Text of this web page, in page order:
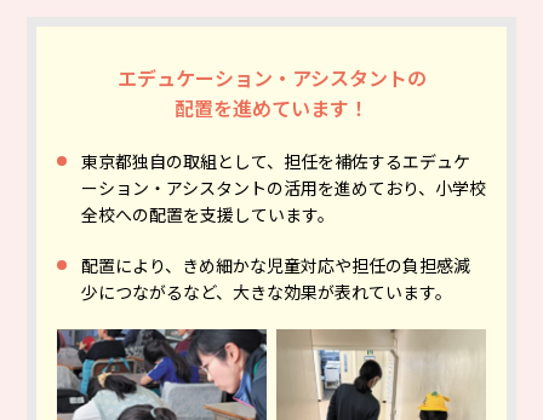
エデュケーション・アシスタントの
配置を進めています！
東京都独自の取組として、担任を補佐するエデュケ
ーション・アシスタントの活用を進めており、小学校
全校への配置を支援しています。
配置により、きめ細かな児童対応や担任の負担感減
少につながるなど、大きな効果が表れています。